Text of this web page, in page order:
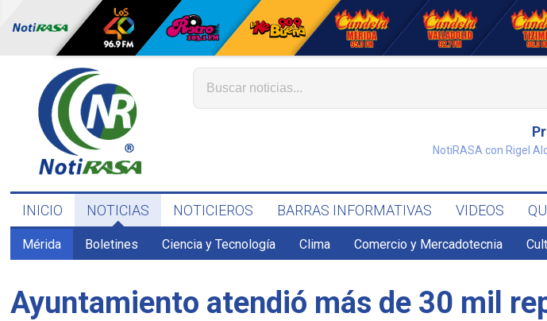
NotiRASA con Rigel
INICIO NOTICIAS NOTICIEROS BARRAS INFORMATIVAS VIDEOS
Mérida Boletines Ciencia y Tecnología Clima Comercio y Mercadotecnia
Ayuntamiento atendió más de 30 mil